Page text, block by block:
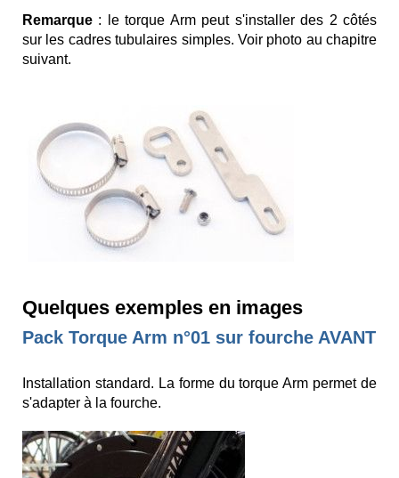
Remarque : le torque Arm peut s'installer des 2 côtés
sur les cadres tubulaires simples. Voir photo au chapitre
suivant.
Quelques exemples en images
Pack Torque Arm n°01 sur fourche AVANT
Installation standard. La forme du torque Arm permet de
s'adapter à la fourche.